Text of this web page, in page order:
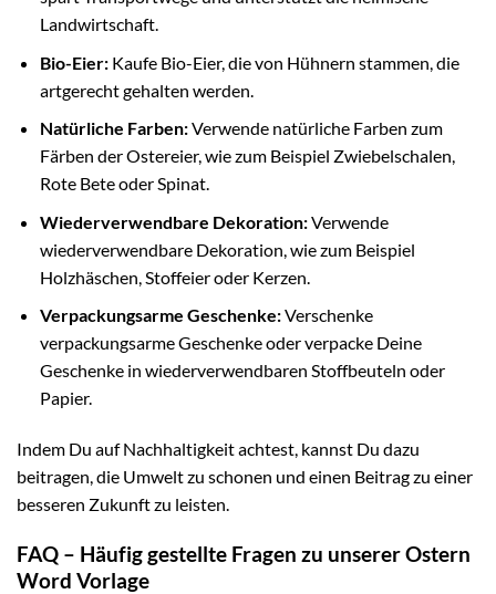
Landwirtschaft.
Bio-Eier:Kaufe Bio-Eier, die von Hühnern stammen, die
artgerecht gehalten werden.
Natürliche Farben:Verwende natürliche Farben zum
Färben der Ostereier, wie zum Beispiel Zwiebelschalen,
Rote Bete oder Spinat.
Wiederverwendbare Dekoration:Verwende
wiederverwendbare Dekoration, wie zum Beispiel
Holzhäschen, Stoffeier oder Kerzen.
Verpackungsarme Geschenke:Verschenke
verpackungsarme Geschenke oder verpacke Deine
Geschenke in wiederverwendbaren Stoffbeuteln oder
Papier.
Indem Du auf Nachhaltigkeit achtest, kannst Du dazu
beitragen, die Umwelt zu schonen und einen Beitrag zu einer
besseren Zukunft zu leisten.
FAQ – Häufig gestellte Fragen zu unserer Ostern
Word Vorlage